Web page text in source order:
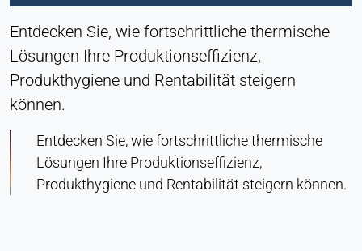
Entdecken Sie, wie fortschrittliche thermische
Lösungen Ihre Produktionseffizienz,
Produkthygiene und Rentabilität steigern
können.
Entdecken Sie, wie fortschrittliche thermische
Lösungen Ihre Produktionseffizienz,
Produkthygiene und Rentabilität steigern können.